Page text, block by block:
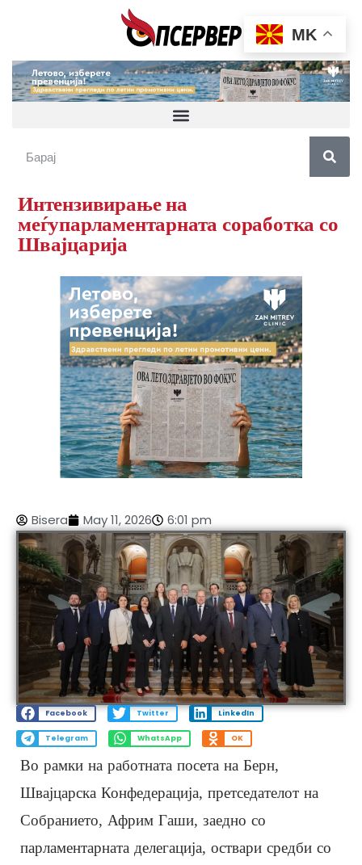
Интензивирање на
меѓупарламентарната соработка со
Швајцарија
Bisera May 11, 2026 6:01 pm
Facebook Twitter LinkedIn
Telegram WhatsApp OK
Во рамки на работната посета на Берн,
Швајцарска Конфедерација, претседателот на
Собранието, Африм Гаши, заедно со
парламентарната делегација, оствари средби со
MK